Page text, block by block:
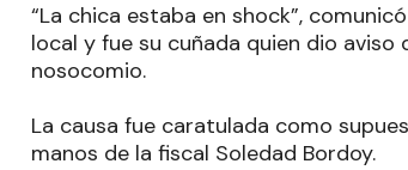
“La chica estaba en shock”,
local y fue su cuñada quien dio
nosocomio.
La causa fue caratulada como
manos de la fiscal Soledad Bordoy.